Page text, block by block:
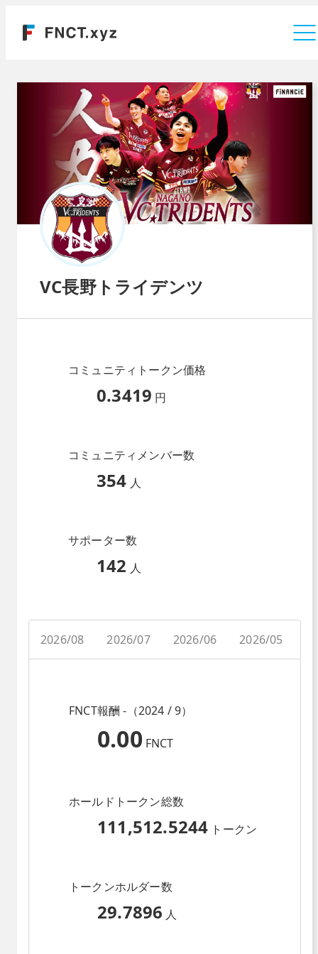
VC長野トライデンツ
コミュニティトークン価格
0.3419 円
コミュニティメンバー数
354 人
サポーター数
142 人
2026/08 2026/07 2026/06 2026/05
FNCT報酬 -（2024 / 9）
0.00 FNCT
ホールドトークン総数
111,512.5244 トークン
トークンホルダー数
29.7896 人